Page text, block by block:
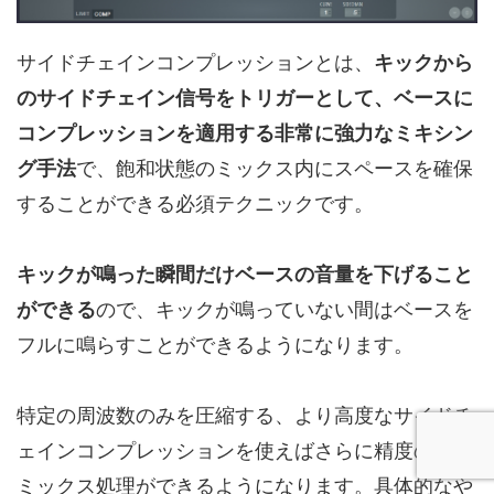
サイドチェインコンプレッションとは、 キックから
のサイドチェイン信号をトリガーとして、ベースに
コンプレッションを適用する非常に強力なミキシン
グ手法で、飽和状態のミックス内にスペースを確保
することができる必須テクニックです。
キックが鳴った瞬間だけベースの音量を下げること
ができるので、キックが鳴っていない間はベースを
フルに鳴らすことができるようになります。
特定の周波数のみを圧縮する、より高度なサイドチ
ェインコンプレッションを使えばさらに精度の高い
ミックス処理ができるようになります。具体的なや